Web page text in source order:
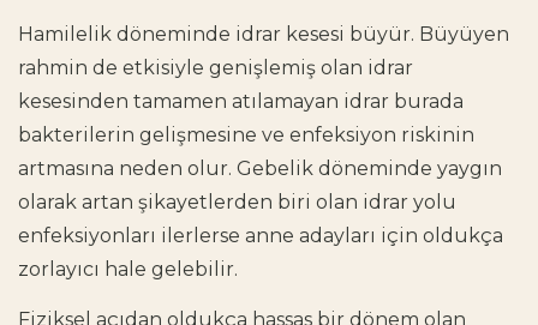
Hamilelik döneminde idrar kesesi büyür. Büyüyen
rahmin de etkisiyle genişlemiş olan idrar
kesesinden tamamen atılamayan idrar burada
bakterilerin gelişmesine ve enfeksiyon riskinin
artmasına neden olur. Gebelik döneminde yaygın
olarak artan şikayetlerden biri olan idrar yolu
enfeksiyonları ilerlerse anne adayları için oldukça
zorlayıcı hale gelebilir.
Fiziksel açıdan oldukça hassas bir dönem olan